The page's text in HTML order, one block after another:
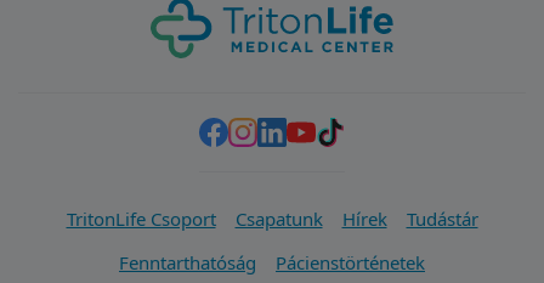
TritonLife Csoport Csapatunk Hírek
Tudástár
Fenntarthatóság
Pácienstörténetek